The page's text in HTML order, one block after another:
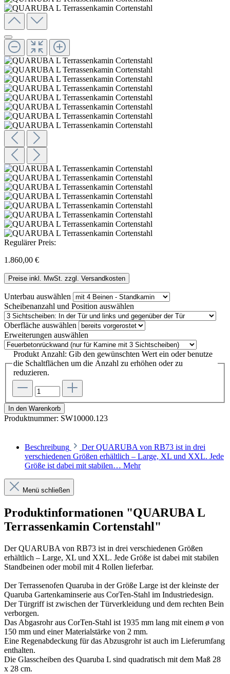
Regulärer Preis:
1.860,00 €
Preise inkl. MwSt. zzgl. Versandkosten
Unterbau auswählen
Scheibenanzahl und Position auswählen
Oberfläche auswählen
Erweiterungen auswählen
Produkt Anzahl: Gib den gewünschten Wert ein oder benutze
die Schaltflächen um die Anzahl zu erhöhen oder zu
reduzieren.
In den Warenkorb
Produktnummer: SW10000.123
Beschreibung
Der QUARUBA von RB73 ist in drei
verschiedenen Größen erhältlich – Large, XL und XXL. Jede
Größe ist dabei mit stabilen… Mehr
Menü schließen
Produktinformationen "QUARUBA L
Terrassenkamin Cortenstahl"
Der QUARUBA von RB73 ist in drei verschiedenen Größen
erhältlich – Large, XL und XXL. Jede Größe ist dabei mit stabilen
Standbeinen oder mobil mit 4 Rollen lieferbar.
Der Terrassenofen Quaruba in der Größe Large ist der kleinste der
Quaruba Gartenkaminserie aus CorTen-Stahl im Industriedesign.
Der Türgriff ist zwischen der Türverkleidung und dem rechten Bein
verborgen.
Das Abgasrohr aus CorTen-Stahl ist 1935 mm lang mit einem ø von
150 mm und einer Materialstärke von 2 mm.
Eine Regenabdeckung für das Abzusgrohr ist auch im Lieferumfang
enthalten.
Die Glasscheiben des Quaruba L sind quadratisch mit dem Maß 28
x 28 cm.